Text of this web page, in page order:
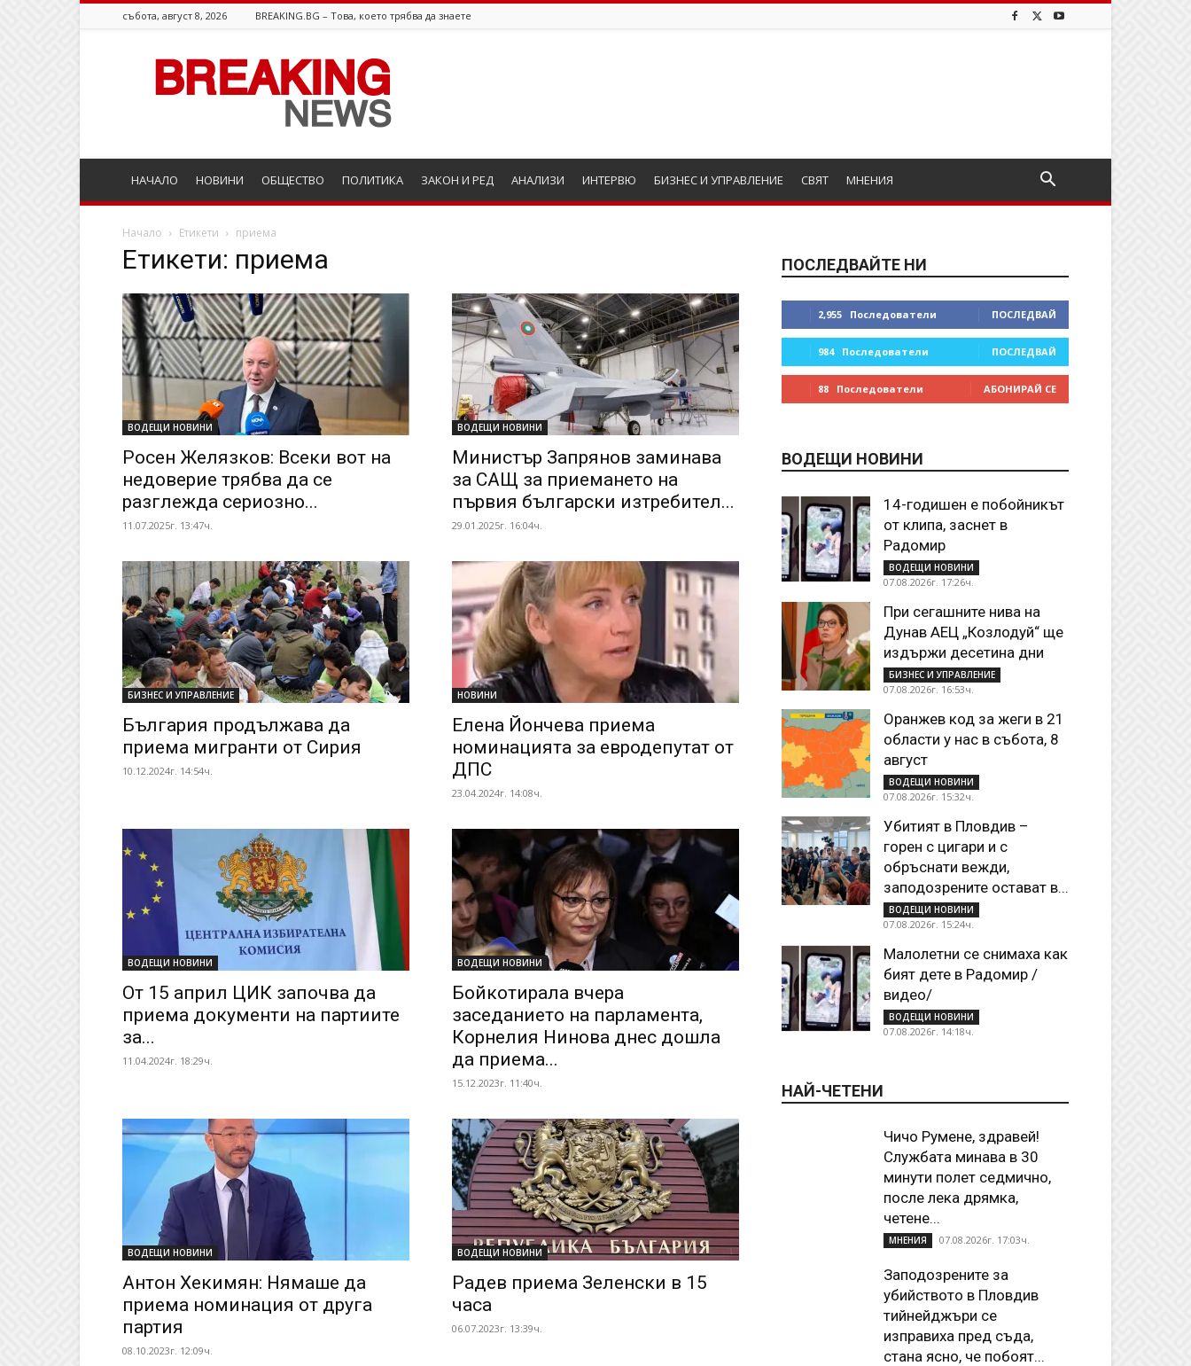
събота, август 8, 2026 BREAKING.BG – Това, което трябва да знаете
Breaking.bg
НАЧАЛО НОВИНИ ОБЩЕСТВО ПОЛИТИКА ЗАКОН И РЕД АНАЛИЗИ ИНТЕРВЮ БИЗНЕС И УПРАВЛЕНИЕ СВЯТ МНЕНИЯ
Начало Етикети приема
Етикети: приема
ВОДЕЩИ НОВИНИ
Росен Желязков: Всеки вот на
недоверие трябва да се
разглежда сериозно...
11.07.2025г. 13:47ч.
ВОДЕЩИ НОВИНИ
Министър Запрянов заминава
за САЩ за приемането на
първия български изтребител...
29.01.2025г. 16:04ч.
БИЗНЕС И УПРАВЛЕНИЕ
България продължава да
приема мигранти от Сирия
10.12.2024г. 14:54ч.
НОВИНИ
Елена Йончева приема
номинацията за евродепутат от
ДПС
23.04.2024г. 14:08ч.
ВОДЕЩИ НОВИНИ
От 15 април ЦИК започва да
приема документи на партиите
за...
11.04.2024г. 18:29ч.
ВОДЕЩИ НОВИНИ
Бойкотирала вчера
заседанието на парламента,
Корнелия Нинова днес дошла
да приема...
15.12.2023г. 11:40ч.
ВОДЕЩИ НОВИНИ
Антон Хекимян: Нямаше да
приема номинация от друга
партия
08.10.2023г. 12:09ч.
ВОДЕЩИ НОВИНИ
Радев приема Зеленски в 15
часа
06.07.2023г. 13:39ч.
ПОСЛЕДВАЙТЕ НИ
2,955 Последователи ПОСЛЕДВАЙ
984 Последователи ПОСЛЕДВАЙ
88 Последователи АБОНИРАЙ СЕ
ВОДЕЩИ НОВИНИ
14-годишен е побойникът
от клипа, заснет в
Радомир
ВОДЕЩИ НОВИНИ
07.08.2026г. 17:26ч.
При сегашните нива на
Дунав АЕЦ „Козлодуй“ ще
издържи десетина дни
БИЗНЕС И УПРАВЛЕНИЕ
07.08.2026г. 16:53ч.
Оранжев код за жеги в 21
области у нас в събота, 8
август
ВОДЕЩИ НОВИНИ
07.08.2026г. 15:32ч.
Убитият в Пловдив –
горен с цигари и с
обръснати вежди,
заподозрените остават в...
ВОДЕЩИ НОВИНИ
07.08.2026г. 15:24ч.
Малолетни се снимаха как
бият дете в Радомир /
видео/
ВОДЕЩИ НОВИНИ
07.08.2026г. 14:18ч.
НАЙ-ЧЕТЕНИ
Чичо Румене, здравей!
Службата минава в 30
минути полет седмично,
после лека дрямка,
четене...
МНЕНИЯ 07.08.2026г. 17:03ч.
Заподозрените за
убийството в Пловдив
тийнейджъри се
изправиха пред съда,
стана ясно, че побоят...